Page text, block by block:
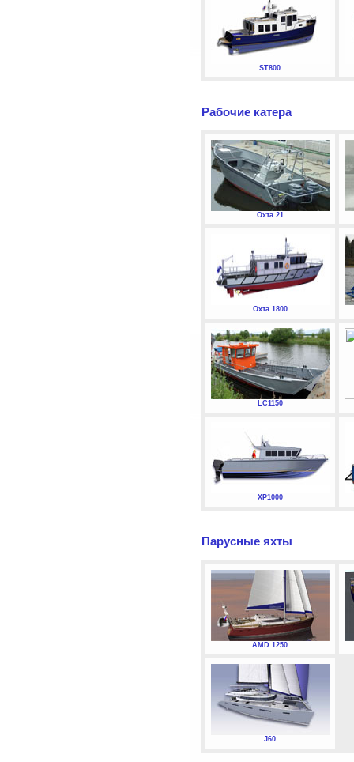
ST800
Рабочие катера
Охта 21
Охта 1800
LC1150
XP1000
Парусные яхты
AMD 1250
J60